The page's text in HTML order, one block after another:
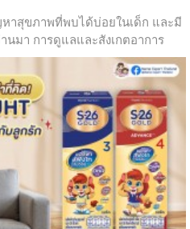
สุขภาพที่พบได้บ่อยในเด็ก และมี
มา การดูแลและสังเกตอาการ
กได้รับการดูแลที่เหมาะสมได้ ดังนั้น